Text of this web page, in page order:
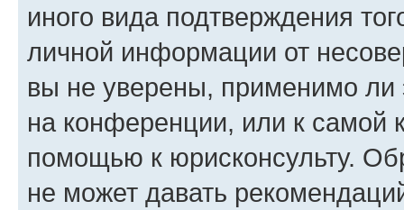
иного вида подтверждения
личной информации от
вы не уверены, применимо ли
на конференции, или к самой
помощью к юрисконсульту.
не может давать